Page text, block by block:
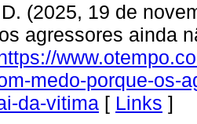
(2025, 19 de
agressores ainda
medo-porque-os-
da-vitima [ Links ]